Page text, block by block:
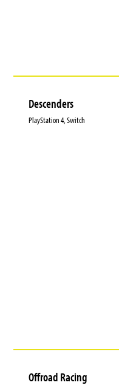
Descenders
PlayStation 4, Switch
Offroad Racing